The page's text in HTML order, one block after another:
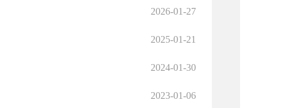
2026-01-27
2025-01-21
2024-01-30
2023-01-06